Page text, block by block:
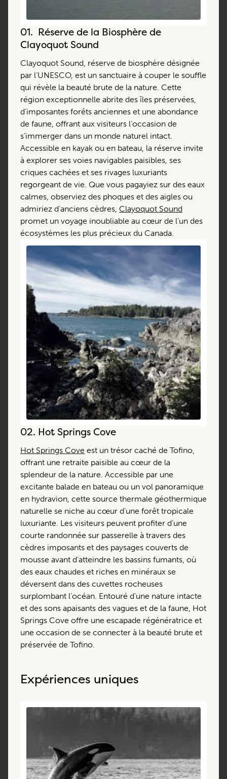
01. Réserve de la Biosphère de
Clayoquot Sound
Clayoquot Sound, réserve de biosphère désignée
par l’UNESCO, est un sanctuaire à couper le souffle
qui révèle la beauté brute de la nature. Cette
région exceptionnelle abrite des îles préservées,
d’imposantes forêts anciennes et une abondance
de faune, offrant aux visiteurs l’occasion de
s’immerger dans un monde naturel intact.
Accessible en kayak ou en bateau, la réserve invite
à explorer ses voies navigables paisibles, ses
criques cachées et ses rivages luxuriants
regorgeant de vie. Que vous pagayiez sur des eaux
calmes, observiez des phoques et des aigles ou
admiriez d’anciens cèdres, Clayoquot Sound
promet un voyage inoubliable au cœur de l’un des
écosystèmes les plus précieux du Canada.
02. Hot Springs Cove
Hot Springs Cove est un trésor caché de Tofino,
offrant une retraite paisible au cœur de la
splendeur de la nature. Accessible par une
excitante balade en bateau ou un vol panoramique
en hydravion, cette source thermale géothermique
naturelle se niche au cœur d’une forêt tropicale
luxuriante. Les visiteurs peuvent profiter d’une
courte randonnée sur passerelle à travers des
cèdres imposants et des paysages couverts de
mousse avant d’atteindre les bassins fumants, où
des eaux chaudes et riches en minéraux se
déversent dans des cuvettes rocheuses
surplombant l’océan. Entouré d’une nature intacte
et des sons apaisants des vagues et de la faune, Hot
Springs Cove offre une escapade régénératrice et
une occasion de se connecter à la beauté brute et
préservée de Tofino.
Expériences uniques